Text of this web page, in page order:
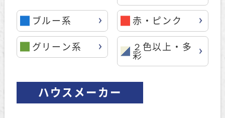
ブルー系 赤・ピンク
グリーン系
２色以上・多
彩
ハウスメーカー